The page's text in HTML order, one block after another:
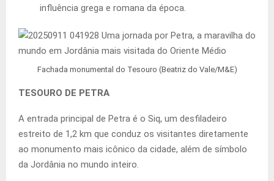
influência grega e romana da época.
Fachada monumental do Tesouro (Beatriz do Vale/M&E)
TESOURO DE PETRA
A entrada principal de Petra é o Siq, um desfiladeiro
estreito de 1,2 km que conduz os visitantes diretamente
ao monumento mais icônico da cidade, além de símbolo
da Jordânia no mundo inteiro.